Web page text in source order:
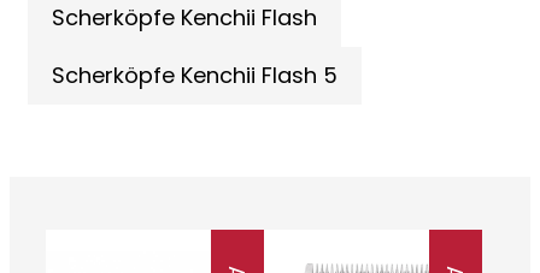
Scherköpfe Kenchii Flash
Scherköpfe Kenchii Flash 5